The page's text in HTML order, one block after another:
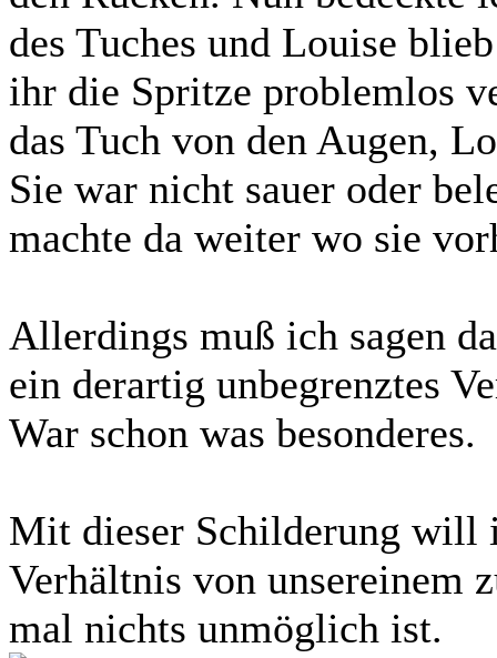
des Tuches und Louise
ihr die Spritze problemlos
das Tuch von den Augen,
Sie war nicht sauer oder
machte da weiter wo sie
Allerdings muß ich sagen
ein derartig unbegrenztes
War schon was besonderes.
Mit dieser Schilderung will
Verhältnis von unsereinem
mal nichts unmöglich ist.